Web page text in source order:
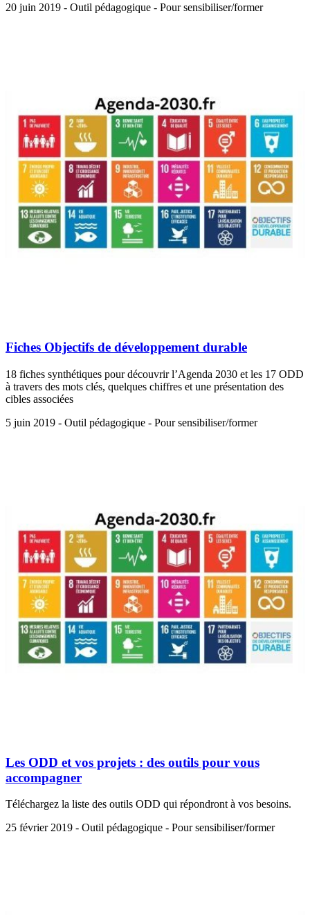
20 juin 2019 - Outil pédagogique - Pour sensibiliser/former
Fiches Objectifs de développement durable
18 fiches synthétiques pour découvrir l’Agenda 2030 et les 17 ODD
à travers des mots clés, quelques chiffres et une présentation des
cibles associées
5 juin 2019 - Outil pédagogique - Pour sensibiliser/former
Les ODD et vos projets : des outils pour vous
accompagner
Téléchargez la liste des outils ODD qui répondront à vos besoins.
25 février 2019 - Outil pédagogique - Pour sensibiliser/former